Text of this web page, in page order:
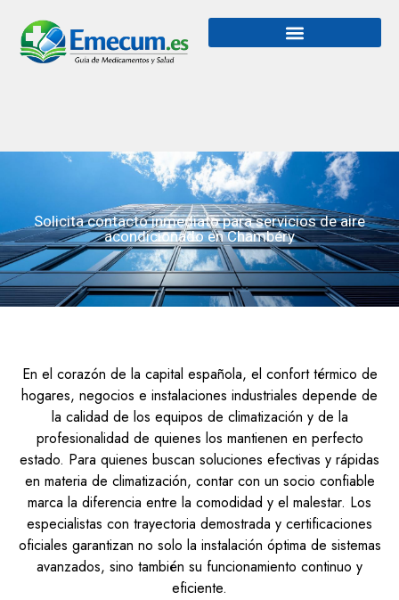
Solicita contacto inmediato para servicios de aire
acondicionado en Chambéry
En el corazón de la capital española, el confort térmico de
hogares, negocios e instalaciones industriales depende de
la calidad de los equipos de climatización y de la
profesionalidad de quienes los mantienen en perfecto
estado. Para quienes buscan soluciones efectivas y rápidas
en materia de climatización, contar con un socio confiable
marca la diferencia entre la comodidad y el malestar. Los
especialistas con trayectoria demostrada y certificaciones
oficiales garantizan no solo la instalación óptima de sistemas
avanzados, sino también su funcionamiento continuo y
eficiente.